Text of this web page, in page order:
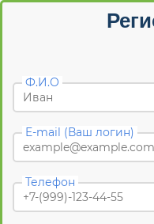
Ф.И.О
E-mail (Ваш логин)
Телефон